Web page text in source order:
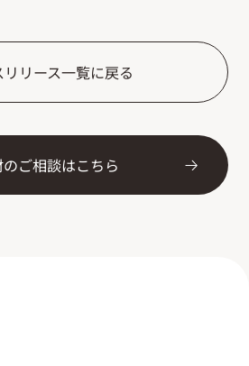
リリース一覧に戻る
ご相談はこちら